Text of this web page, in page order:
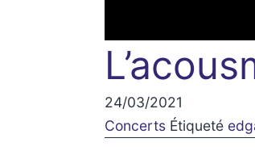
24/03/2021
Concerts Étiqueté